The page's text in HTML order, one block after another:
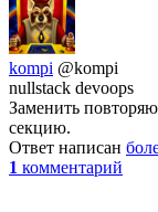
kompi @kompi
nullstack devoops
Заменить
секцию.
Ответ написан
1 комментарий